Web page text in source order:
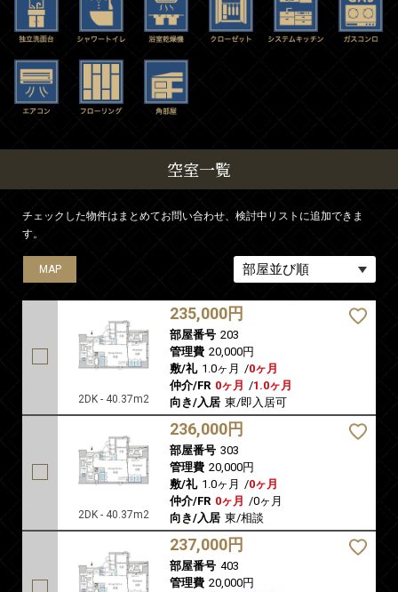
空室一覧
チェックした物件はまとめてお問い合わせ、検討中リストに追加できま
す。
MAP
2DK - 40.37m2
235,000円
部屋番号 203
管理費 20,000円
敷/礼 1.0ヶ月 /0ヶ月
仲介/FR 0ヶ月 /1.0ヶ月
向き/入居 東/即入居可
MAP
2DK - 40.37m2
236,000円
部屋番号 303
管理費 20,000円
敷/礼 1.0ヶ月 /0ヶ月
仲介/FR 0ヶ月 /0ヶ月
向き/入居 東/相談
MAP
237,000円
部屋番号 403
管理費 20,000円
MAP